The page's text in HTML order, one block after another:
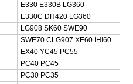
E330 E330B LG360
E330C DH420 LG360
LG908 SK60 SWE90
SWE70 CLG907 XE60 IHI60
EX40 YC45 PC55
PC40 PC45
PC30 PC35